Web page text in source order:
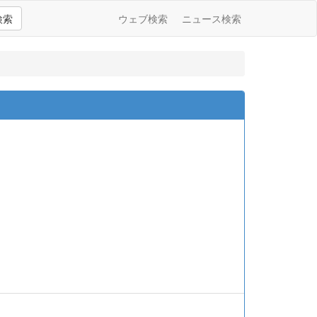
索 ウェブ検索 ニュース検索